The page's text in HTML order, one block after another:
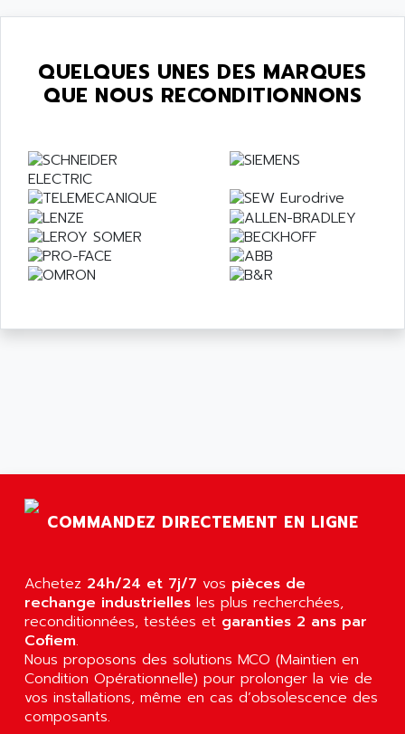
QUELQUES UNES DES MARQUES
QUE NOUS RECONDITIONNONS
COMMANDEZ DIRECTEMENT EN LIGNE
Achetez 24h/24 et 7j/7 vos pièces de
rechange industrielles les plus recherchées,
reconditionnées, testées et garanties 2 ans par
Cofiem.
Nous proposons des solutions MCO (Maintien en
Condition Opérationnelle) pour prolonger la vie de
vos installations, même en cas d’obsolescence des
composants.